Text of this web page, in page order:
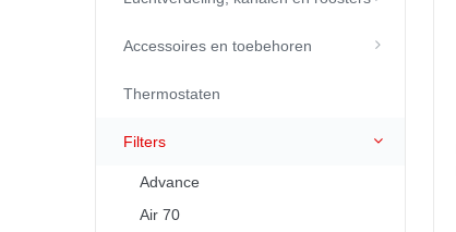
Accessoires en toebehoren
Thermostaten
Filters
Advance
Air 70